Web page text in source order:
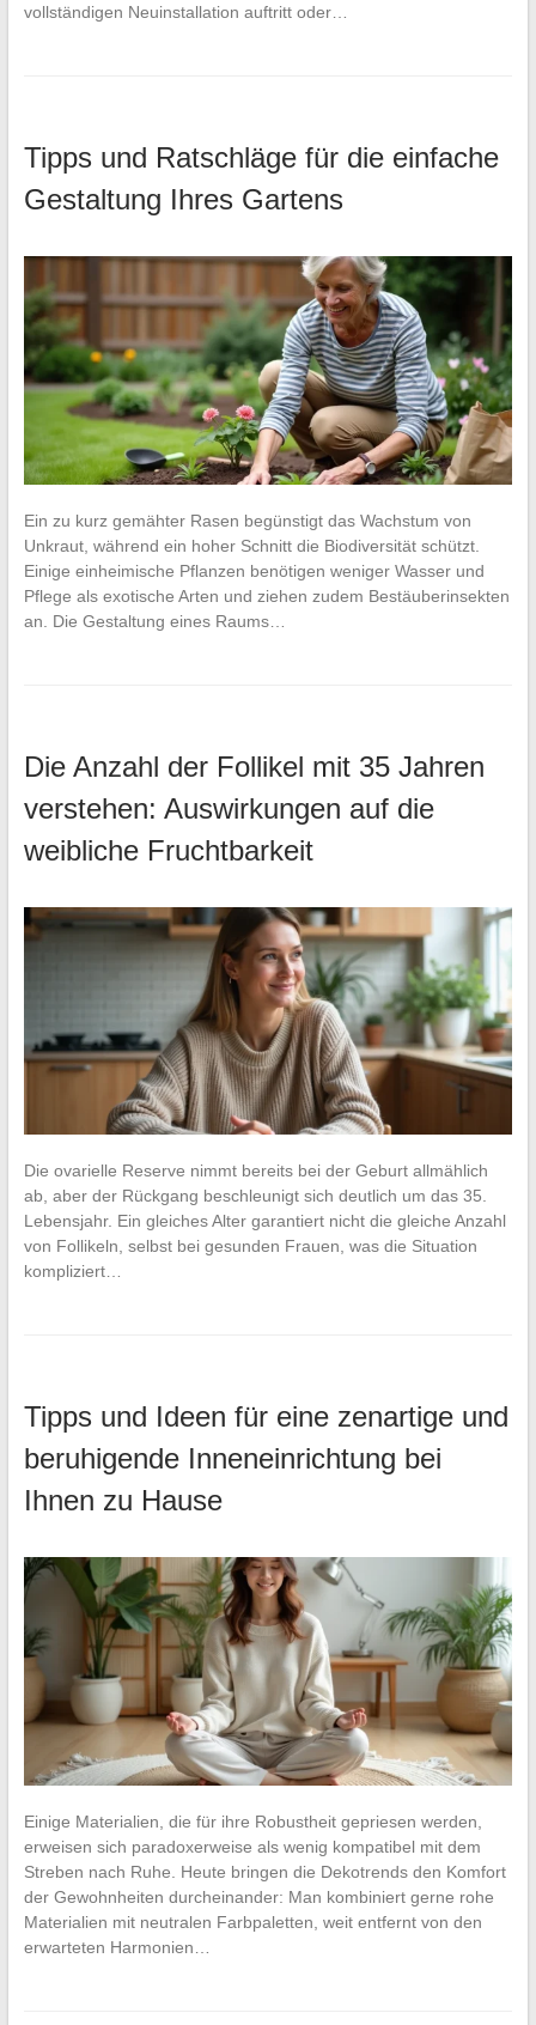
vollständigen Neuinstallation auftritt oder…
Tipps und Ratschläge für die einfache
Gestaltung Ihres Gartens
Ein zu kurz gemähter Rasen begünstigt das Wachstum von
Unkraut, während ein hoher Schnitt die Biodiversität schützt.
Einige einheimische Pflanzen benötigen weniger Wasser und
Pflege als exotische Arten und ziehen zudem Bestäuberinsekten
an. Die Gestaltung eines Raums…
Die Anzahl der Follikel mit 35 Jahren
verstehen: Auswirkungen auf die
weibliche Fruchtbarkeit
Die ovarielle Reserve nimmt bereits bei der Geburt allmählich
ab, aber der Rückgang beschleunigt sich deutlich um das 35.
Lebensjahr. Ein gleiches Alter garantiert nicht die gleiche Anzahl
von Follikeln, selbst bei gesunden Frauen, was die Situation
kompliziert…
Tipps und Ideen für eine zenartige und
beruhigende Inneneinrichtung bei
Ihnen zu Hause
Einige Materialien, die für ihre Robustheit gepriesen werden,
erweisen sich paradoxerweise als wenig kompatibel mit dem
Streben nach Ruhe. Heute bringen die Dekotrends den Komfort
der Gewohnheiten durcheinander: Man kombiniert gerne rohe
Materialien mit neutralen Farbpaletten, weit entfernt von den
erwarteten Harmonien…